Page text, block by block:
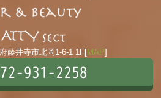
藤井寺市北岡1-6-1 1F[MAP]
931-2258